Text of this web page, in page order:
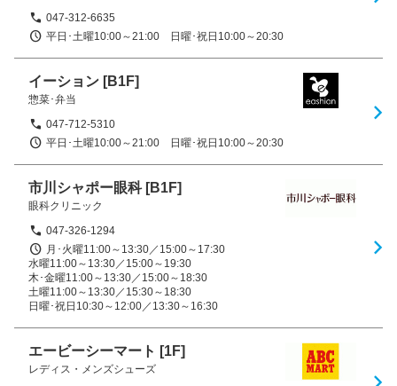
047-312-6635
平日･土曜10:00～21:00　日曜･祝日10:00～20:30
イーション [B1F]
惣菜･弁当
047-712-5310
平日･土曜10:00～21:00　日曜･祝日10:00～20:30
市川シャポー眼科[B1F]
眼科クリニック
047-326-1294
月･火曜11:00～13:30／15:00～17:30
水曜11:00～13:30／15:00～19:30
木･金曜11:00～13:30／15:00～18:30
土曜11:00～13:30／15:30～18:30
日曜･祝日10:30～12:00／13:30～16:30
エービーシーマート [1F]
レディス・メンズシューズ